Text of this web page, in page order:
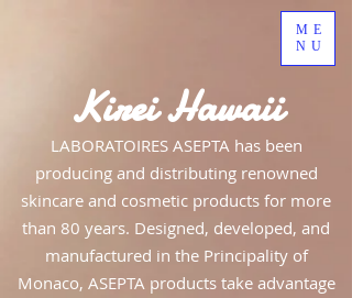
ME
NU
Kirei Hawaii
LABORATOIRES ASEPTA has been
producing and distributing renowned
skincare and cosmetic products for more
than 80 years. Designed, developed, and
manufactured in the Principality of
Monaco, ASEPTA products take advantage